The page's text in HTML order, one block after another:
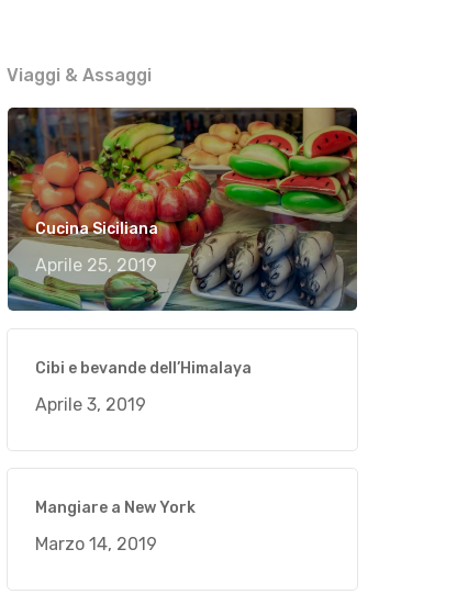
Viaggi & Assaggi
Cucina Siciliana
Aprile 25, 2019
Cibi e bevande dell’Himalaya
Aprile 3, 2019
Mangiare a New York
Marzo 14, 2019